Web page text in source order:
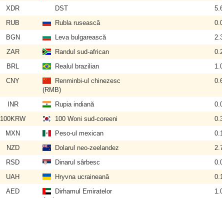
XDR
DST
RUB
Rubla rusească
BGN
Leva bulgarească
ZAR
Randul sud-african
BRL
Realul brazilian
CNY
Renminbi-ul chinezesc
(RMB)
INR Rupia indiană
100KRW
100 Woni sud-coreeni
MXN
Peso-ul mexican
NZD
Dolarul neo-zeelandez
RSD
Dinarul sârbesc
UAH
Hryvna ucraineană
AED
Dirhamul Emiratelor